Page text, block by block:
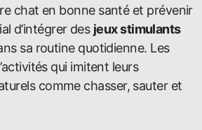
chat en bonne santé et prévenir
d’intégrer des jeux stimulants
sa routine quotidienne. Les
qui imitent leurs
comme chasser, sauter et